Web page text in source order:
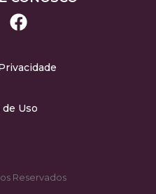
Uso
Reservados